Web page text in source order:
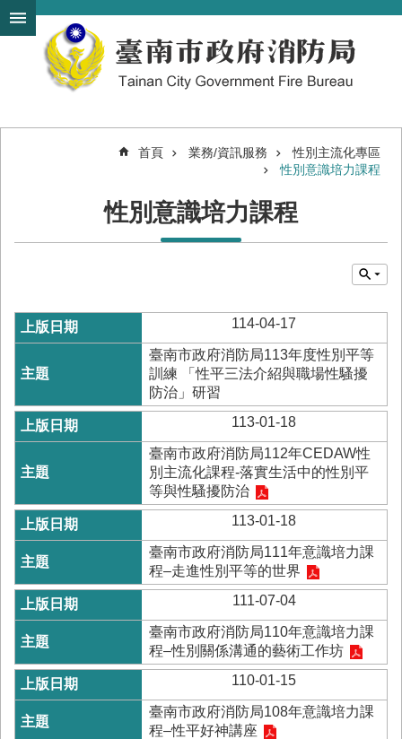
跳到主要內容區塊
搜
尋
進
布
民
務
業
務/
資
服
務
消
防
宣
民
力
園
地
首頁 業務/資訊服務
性別主流化專區
性別意識培力課程
性別意識培力課程
114-04-17
臺南市政府消防局113年度性別平等
訓練 「性平三法介紹與職場性騷擾
防治」研習
113-01-18
臺南市政府消防局112年CEDAW性
別主流化課程-落實生活中的性別平
等與性騷擾防治
113-01-18
臺南市政府消防局111年意識培力課
程–走進性別平等的世界
111-07-04
臺南市政府消防局110年意識培力課
程–性別關係溝通的藝術工作坊
110-01-15
臺南市政府消防局108年意識培力課
程–性平好神講座